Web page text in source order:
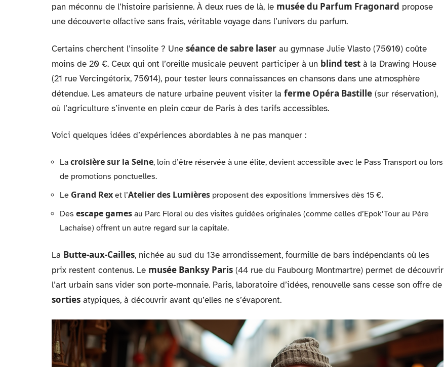
pan méconnu de l’histoire parisienne. À deux rues de là, le musée du Parfum Fragonard propose
une découverte olfactive sans frais, véritable voyage dans l’univers du parfum.
Certains cherchent l’insolite ? Une séance de sabre laser au gymnase Julie Vlasto (75010) coûte
moins de 20 €. Ceux qui ont l’oreille musicale peuvent participer à un blind test à la Drawing House
(21 rue Vercingétorix, 75014), pour tester leurs connaissances en chansons dans une atmosphère
détendue. Les amateurs de nature urbaine peuvent visiter la ferme Opéra Bastille (sur réservation),
où l’agriculture s’invente en plein cœur de Paris à des tarifs accessibles.
Voici quelques idées d’expériences abordables à ne pas manquer :
La croisière sur la Seine, loin d’être réservée à une élite, devient accessible avec le Pass Transport ou lors
de promotions ponctuelles.
Le Grand Rex et l’Atelier des Lumières proposent des expositions immersives dès 15 €.
Des escape games au Parc Floral ou des visites guidées originales (comme celles d’Epok’Tour au Père
Lachaise) offrent un autre regard sur la capitale.
La Butte-aux-Cailles, nichée au sud du 13e arrondissement, fourmille de bars indépendants où les
prix restent contenus. Le musée Banksy Paris (44 rue du Faubourg Montmartre) permet de découvrir
l’art urbain sans vider son porte-monnaie. Paris, laboratoire d’idées, renouvelle sans cesse son offre de
sorties atypiques, à découvrir avant qu’elles ne s’évaporent.